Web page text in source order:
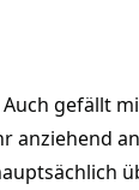
gefällt
anziehend